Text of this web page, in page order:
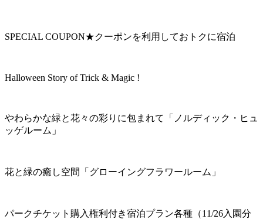
SPECIAL COUPON★クーポンを利用しておトクに宿泊
Halloween Story of Trick & Magic !
やわらかな緑と花々の彩りに包まれて「ノルディック・ヒュ
ッゲルーム」
花と緑の癒し空間「グローイングフラワールーム」
パークチケット購入権利付き宿泊プラン各種（11/26入園分